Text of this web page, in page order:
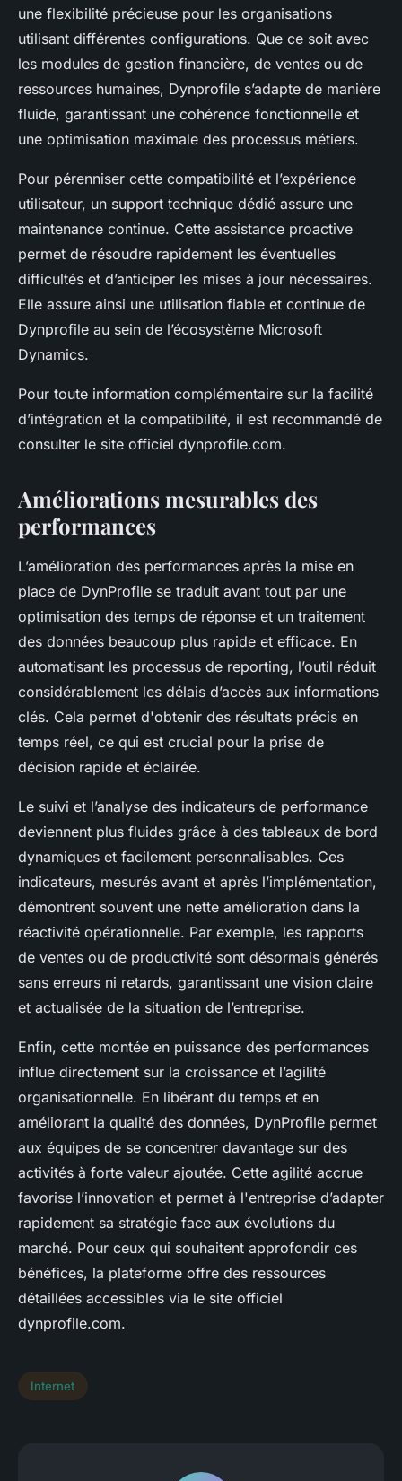
une flexibilité précieuse pour les organisations
utilisant différentes configurations. Que ce soit avec
les modules de gestion financière, de ventes ou de
ressources humaines, Dynprofile s’adapte de manière
fluide, garantissant une cohérence fonctionnelle et
une optimisation maximale des processus métiers.
Pour pérenniser cette compatibilité et l’expérience
utilisateur, un support technique dédié assure une
maintenance continue. Cette assistance proactive
permet de résoudre rapidement les éventuelles
difficultés et d’anticiper les mises à jour nécessaires.
Elle assure ainsi une utilisation fiable et continue de
Dynprofile au sein de l’écosystème Microsoft
Dynamics.
Pour toute information complémentaire sur la facilité
d’intégration et la compatibilité, il est recommandé de
consulter le site officiel dynprofile.com.
Améliorations mesurables des
performances
L’amélioration des performances après la mise en
place de DynProfile se traduit avant tout par une
optimisation des temps de réponse et un traitement
des données beaucoup plus rapide et efficace. En
automatisant les processus de reporting, l’outil réduit
considérablement les délais d’accès aux informations
clés. Cela permet d'obtenir des résultats précis en
temps réel, ce qui est crucial pour la prise de
décision rapide et éclairée.
Le suivi et l’analyse des indicateurs de performance
deviennent plus fluides grâce à des tableaux de bord
dynamiques et facilement personnalisables. Ces
indicateurs, mesurés avant et après l’implémentation,
démontrent souvent une nette amélioration dans la
réactivité opérationnelle. Par exemple, les rapports
de ventes ou de productivité sont désormais générés
sans erreurs ni retards, garantissant une vision claire
et actualisée de la situation de l’entreprise.
Enfin, cette montée en puissance des performances
influe directement sur la croissance et l’agilité
organisationnelle. En libérant du temps et en
améliorant la qualité des données, DynProfile permet
aux équipes de se concentrer davantage sur des
activités à forte valeur ajoutée. Cette agilité accrue
favorise l’innovation et permet à l'entreprise d’adapter
rapidement sa stratégie face aux évolutions du
marché. Pour ceux qui souhaitent approfondir ces
bénéfices, la plateforme offre des ressources
détaillées accessibles via le site officiel
dynprofile.com.
Internet